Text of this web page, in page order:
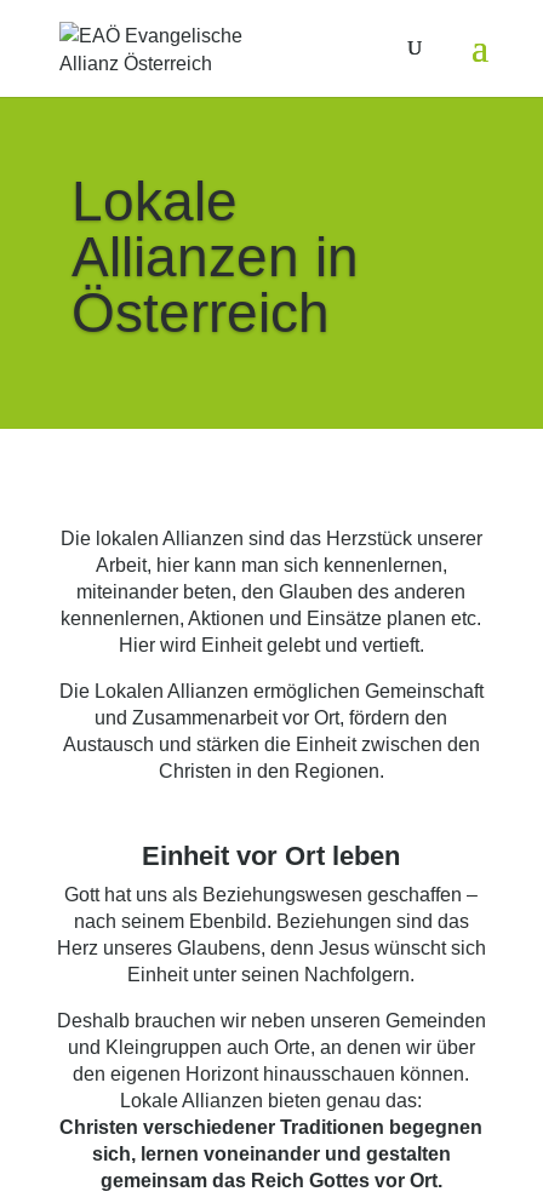
Lokale
Allianzen in
Österreich
Die lokalen Allianzen sind das Herzstück unserer
Arbeit, hier kann man sich kennenlernen,
miteinander beten, den Glauben des anderen
kennenlernen, Aktionen und Einsätze planen etc.
Hier wird Einheit gelebt und vertieft.
Die Lokalen Allianzen ermöglichen Gemeinschaft
und Zusammenarbeit vor Ort, fördern den
Austausch und stärken die Einheit zwischen den
Christen in den Regionen.
Einheit vor Ort leben
Gott hat uns als Beziehungswesen geschaffen –
nach seinem Ebenbild. Beziehungen sind das
Herz unseres Glaubens, denn Jesus wünscht sich
Einheit unter seinen Nachfolgern.
Deshalb brauchen wir neben unseren Gemeinden
und Kleingruppen auch Orte, an denen wir über
den eigenen Horizont hinausschauen können.
Lokale Allianzen bieten genau das:
Christen verschiedener Traditionen begegnen
sich, lernen voneinander und gestalten
gemeinsam das Reich Gottes vor Ort.